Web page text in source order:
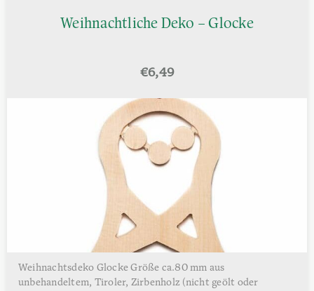
Weihnachtliche Deko – Glocke
€6,49
Weihnachtsdeko Glocke Größe ca.80 mm aus
unbehandeltem, Tiroler, Zirbenholz (nicht geölt oder